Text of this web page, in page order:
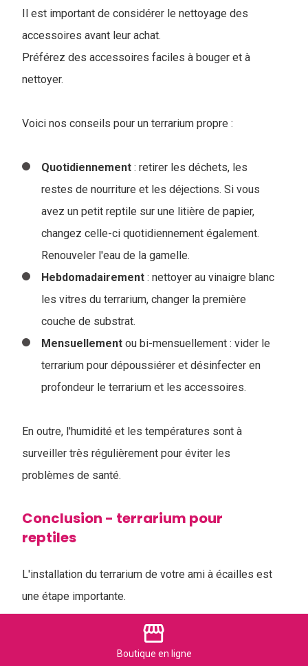
Il est important de considérer le nettoyage des
accessoires avant leur achat.
Préférez des accessoires faciles à bouger et à
nettoyer.
Voici nos conseils pour un terrarium propre :
Quotidiennement : retirer les déchets, les
restes de nourriture et les déjections. Si vous
avez un petit reptile sur une litière de papier,
changez celle-ci quotidiennement également.
Renouveler l'eau de la gamelle.
Hebdomadairement : nettoyer au vinaigre blanc
les vitres du terrarium, changer la première
couche de substrat.
Mensuellement ou bi-mensuellement : vider le
terrarium pour dépoussiérer et désinfecter en
profondeur le terrarium et les accessoires.
En outre, l'humidité et les températures sont à
surveiller très régulièrement pour éviter les
problèmes de santé.
Conclusion - terrarium pour
reptiles
L'installation du terrarium de votre ami à écailles est
une étape importante.
n comprenant les exigences de chaque espèce et
storefront
Boutique en ligne